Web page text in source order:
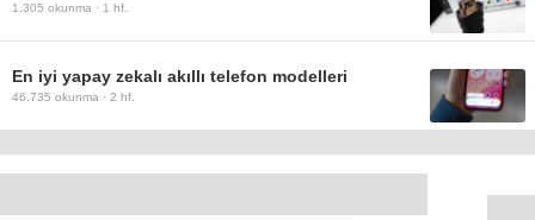
1.305 okunma · 1 hf.
En iyi yapay zekalı akıllı telefon modelleri
46.735 okunma · 2 hf.